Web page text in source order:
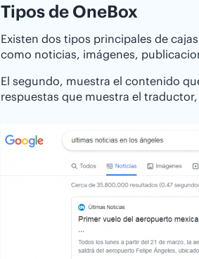
Tipos de OneBox
Existen dos tipos principales de
como noticias, imágenes,
El segundo, muestra el contenido
respuestas que muestra el